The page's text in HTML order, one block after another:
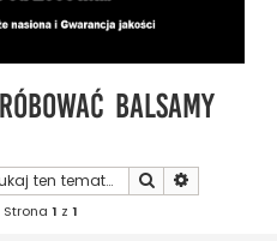
balsamy
Szukaj
Strona 1 z 1